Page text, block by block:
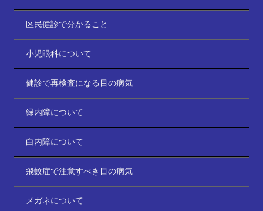
区民健診で分かること
小児眼科について
健診で再検査になる目の病気
緑内障について
白内障について
飛蚊症で注意すべき目の病気
メガネについて